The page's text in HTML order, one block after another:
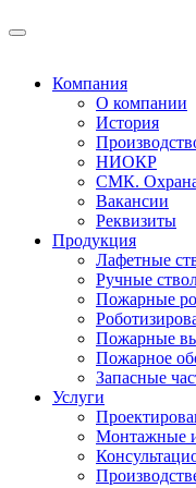
Компания
О компании
История
НИОКР
СМК. Охрана
Вакансии
Реквизиты
Продукция
Лафетные
Ручные
Пожарные
Пожарные
Пожарное
Запасные
Услуги
Монтажные